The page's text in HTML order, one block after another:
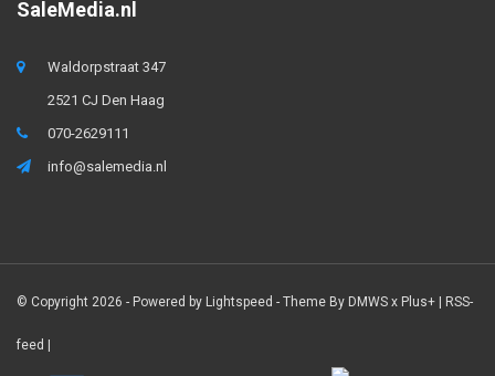
SaleMedia.nl
Waldorpstraat 347
2521 CJ Den Haag
070-2629111
info@salemedia.nl
© Copyright 2026 - Powered by Lightspeed - Theme By DMWS x Plus+ | RSS-
feed |